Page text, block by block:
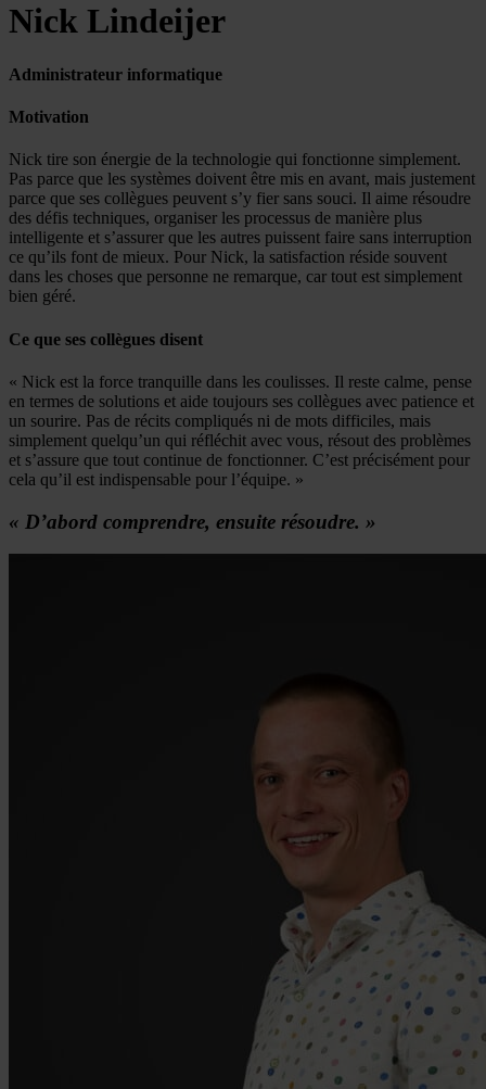
Nick Lindeijer
Administrateur informatique
Motivation
Nick tire son énergie de la technologie qui fonctionne simplement.
Pas parce que les systèmes doivent être mis en avant, mais justement
parce que ses collègues peuvent s’y fier sans souci. Il aime résoudre
des défis techniques, organiser les processus de manière plus
intelligente et s’assurer que les autres puissent faire sans interruption
ce qu’ils font de mieux. Pour Nick, la satisfaction réside souvent
dans les choses que personne ne remarque, car tout est simplement
bien géré.
Ce que ses collègues disent
« Nick est la force tranquille dans les coulisses. Il reste calme, pense
en termes de solutions et aide toujours ses collègues avec patience et
un sourire. Pas de récits compliqués ni de mots difficiles, mais
simplement quelqu’un qui réfléchit avec vous, résout des problèmes
et s’assure que tout continue de fonctionner. C’est précisément pour
cela qu’il est indispensable pour l’équipe. »
« D’abord comprendre, ensuite résoudre. »